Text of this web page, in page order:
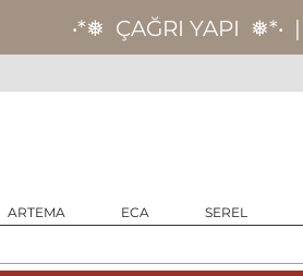
‧*❅ ÇAĞRI YAPI ❅*‧ |
ARTEMA ECA SEREL